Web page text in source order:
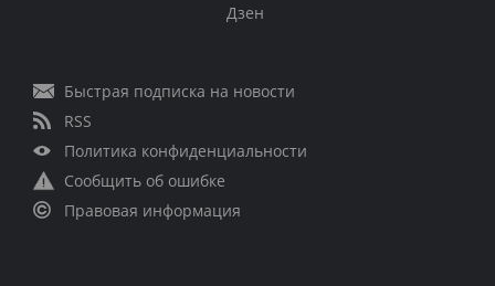
Дзен
Быстрая подписка на новости
RSS
Политика конфиденциальности
Сообщить об ошибке
Правовая информация